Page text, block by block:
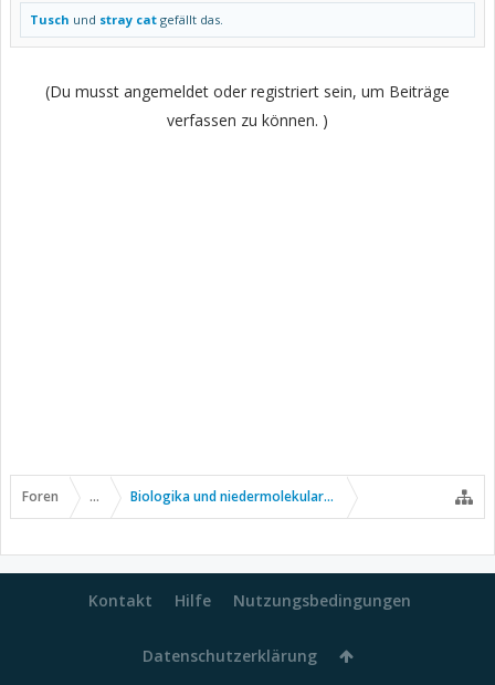
Tusch und stray cat gefällt das.
(Du musst angemeldet oder registriert sein, um Beiträge
verfassen zu können. )
Foren ... Biologika und niedermolekulare Wirkstoffe
Kontakt Hilfe Nutzungsbedingungen
Datenschutzerklärung